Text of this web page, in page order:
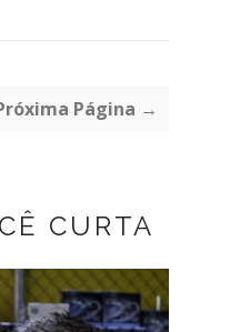
Página →
CURTA